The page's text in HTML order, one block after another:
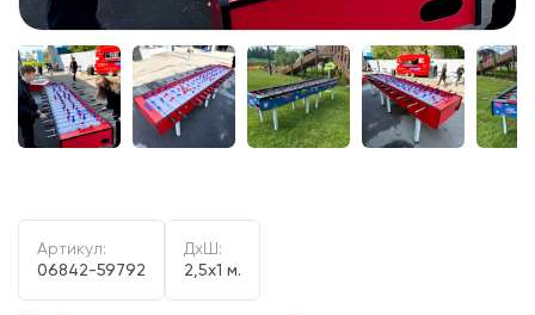
Артикул:
06842-59792
ДxШ:
2,5x1 м.